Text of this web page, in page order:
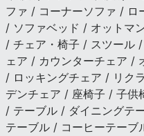
ファ / コーナーソファ / ロ
/ ソファベッド / オットマ
/ チェア・椅子 / スツール
ェア / カウンターチェア /
/ ロッキングチェア / リク
デンチェア / 座椅子 / 子供
/ テーブル / ダイニングテ
テーブル / コーヒーテー